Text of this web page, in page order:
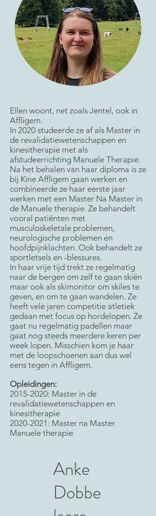
Ellen woont, net zoals Jentel, ook in
Affligem.
In 2020 studeerde ze af als Master in
de revalidatiewetenschappen en
kinesitherapie met als
afstudeerrichting Manuele Therapie.
Na het behalen van haar diploma is ze
bij Kine Affligem gaan werken en
combineerde ze haar eerste jaar
werken met een Master Na Master in
de Manuele therapie. Ze behandelt
vooral patiënten met
musculoskeletale problemen,
neurologische problemen en
hoofdpijnklachten. Ook behandelt ze
sportletsels en -blessures.
In haar vrije tijd trekt ze regelmatig
naar de bergen om zelf te gaan skiën
maar ook als skimonitor om skiles te
geven, en om te gaan wandelen. Ze
heeft vele jaren competitie atletiek
gedaan met focus op hordelopen. Ze
gaat nu regelmatig padellen maar
gaat nog steeds meerdere keren per
week lopen. Misschien kom je haar
met de loopschoenen aan dus wel
eens tegen in Affligem.
Opleidingen:
2015-2020: Master in de
revalidatiewetenschappen en
kinesitherapie
2020-2021 : Master na Master
Manuele therapie
Anke
Dobbe